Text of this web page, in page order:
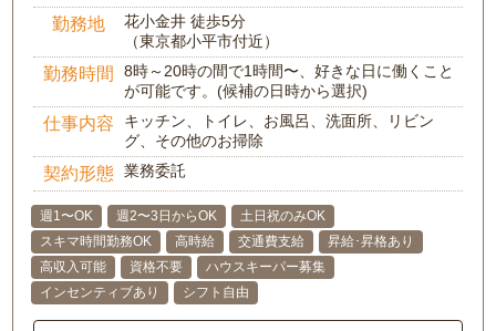
勤務地
花小金井 徒歩5分
（東京都小平市付近）
勤務時間
8時～20時の間で1時間〜、好きな日に働くこと
が可能です。(候補の日時から選択)
仕事内容
キッチン、トイレ、お風呂、洗面所、リビン
グ、その他のお掃除
契約形態 業務委託
週1〜OK 週2〜3日からOK
土日祝のみOK
スキマ時間勤務OK
高時給 交通費支給
昇給･昇格あり
高収入可能
資格不要
ハウスキーパー募集
インセンティブあり
シフト自由